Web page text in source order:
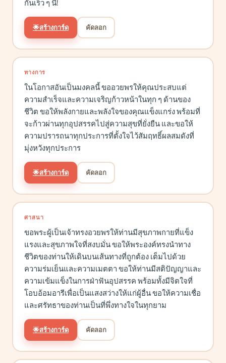
🌟สร้างการ์ด คัดลอก
ทางการ
ในโอกาสอันเป็นมงคลนี้ ขออวยพรให้คุณประสบแต่
ความสำเร็จและความเจริญก้าวหน้าในทุก ๆ ด้านของ
ชีวิต ขอให้พลังกายและพลังใจของคุณแข็งแกร่ง พร้อมที่
จะก้าวผ่านทุกอุปสรรคไปสู่ความสุขที่ยั่งยืน และขอให้
ความปรารถนาทุกประการที่ตั้งใจไว้สัมฤทธิ์ผลสมดังที่
มุ่งหวังทุกประการ
🌟สร้างการ์ด คัดลอก
ศาสนา
ขอพระผู้เป็นเจ้าทรงอวยพรให้ท่านมีสุขภาพกายที่แข็ง
แรงและสุขภาพใจที่สงบมั่น ขอให้พระองค์ทรงนำทาง
ชีวิตของท่านให้เดินบนเส้นทางที่ถูกต้อง เต็มไปด้วย
ความร่มเย็นและความเมตตา ขอให้ท่านมีสติปัญญาและ
ความเข้มแข็งในการฝ่าฟันอุปสรรค พร้อมทั้งมีจิตใจที่
โอบอ้อมอารีเพื่อเป็นแสงสว่างให้แก่ผู้อื่น ขอให้ความเชื่อ
และศรัทธาของท่านเป็นที่พึ่งทางใจในทุกยาม
🌟สร้างการ์ด คัดลอก